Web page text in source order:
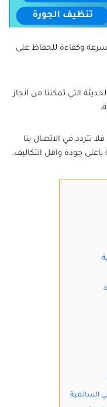
وكفاءة للحفاظ على
التي تمكننا من انجاز
تتردد في الاتصال بنا
جودة واقل التكاليف.
السالمية